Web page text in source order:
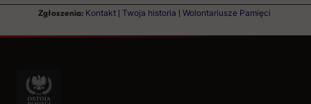
Zgłoszenia: Kontakt | Twoja historia | Wolontariusze Pamięci